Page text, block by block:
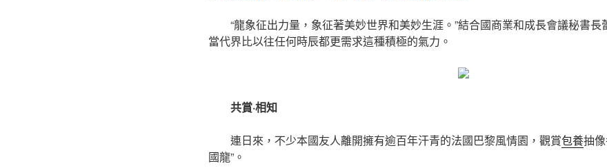
“龍象征出力量，象征著美妙世界和美妙生涯。”結合國商業和成長會議秘書長
當代界比以往任何時辰都更需求這種積極的氣力。
共賞·相知
連日來，不少本國友人離開擁有逾百年汗青的法國巴黎風情園，觀賞包養抽
國龍”。